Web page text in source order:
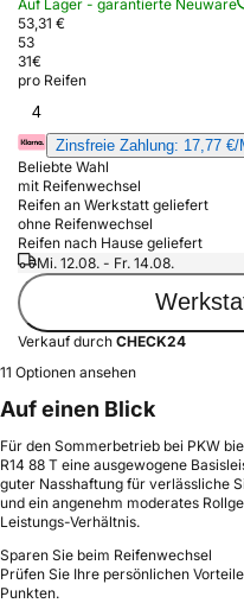
Auf Lager - garantierte Neuware
53,31 €
53
31€
pro Reifen
4
Zinsfreie Zahlung: 17,77
Beliebte Wahl
mit Reifenwechsel
Reifen an Werkstatt geliefert
ohne Reifenwechsel
Reifen nach Hause geliefert
Mi. 12.08. - Fr. 14.08.
Verkauf durch CHECK24
11 Optionen ansehen
Auf einen Blick
Für den Sommerbetrieb bei PKW
R14 88 T eine ausgewogene
guter Nasshaftung für verlässliche
und ein angenehm moderates
Leistungs-Verhältnis.
Sparen Sie beim Reifenwechsel
Prüfen Sie Ihre persönlichen
Punkten.